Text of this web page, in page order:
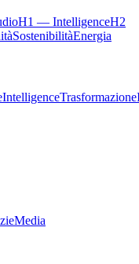
H1 — IntelligenceH2
SostenibilitàEnergia
IntelligenceTrasformazione
Media